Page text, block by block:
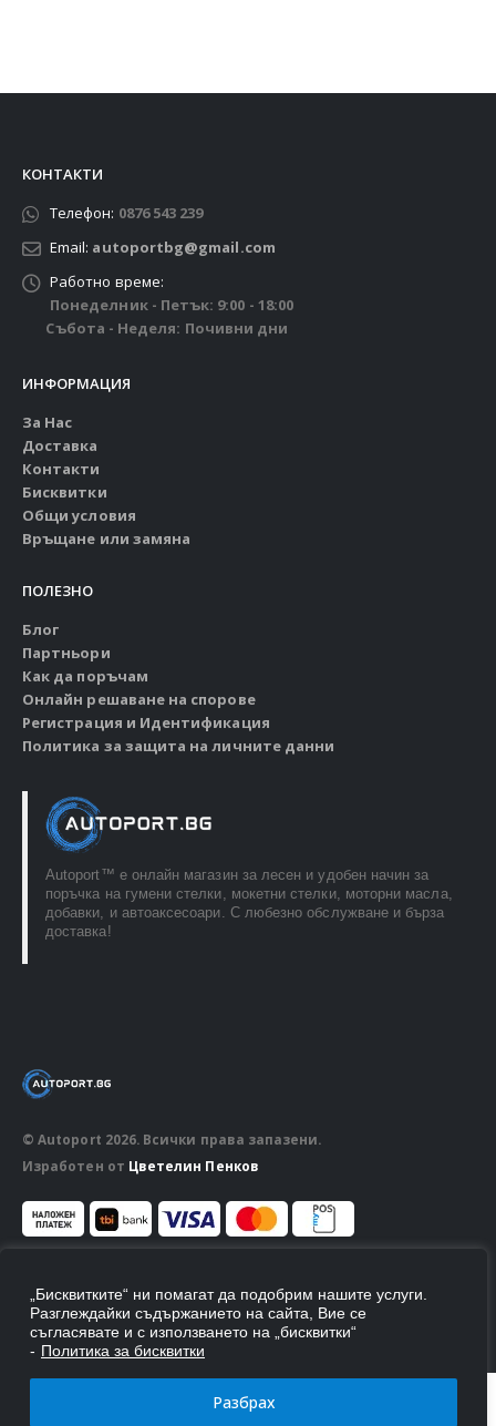
„Бисквитките“ ни помагат да подобрим нашите услуги.
Разглеждайки съдържанието на сайта, Вие се
съгласявате и с използването на „бисквитки“
- Политика за бисквитки
Разбрах
КОНТАКТИ
Телефон: 0876 543 239
Email: autoportbg@gmail.com
Работно време:
Понеделник - Петък: 9:00 - 18:00
Събота - Неделя: Почивни дни
ИНФОРМАЦИЯ
За Нас
Доставка
Контакти
Бисквитки
Общи условия
Връщане или замяна
ПОЛЕЗНО
Блог
Партньори
Как да поръчам
Онлайн решаване на спорове
Регистрация и Идентификация
Политика за защита на личните данни
Autoport™ e онлайн магазин за лесен и удобен начин за
поръчка на гумени стелки, мокетни стелки, моторни масла,
добавки, и автоаксесоари. С любезно обслужване и бърза
доставка!
© Autoport 2026. Всички права запазени.
Изработен от Цветелин Пенков